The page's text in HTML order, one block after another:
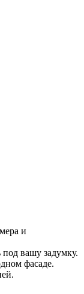
и
вашу задумку.
фасаде.